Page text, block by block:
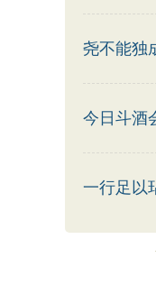
尧不能独
今日斗酒
一行足以